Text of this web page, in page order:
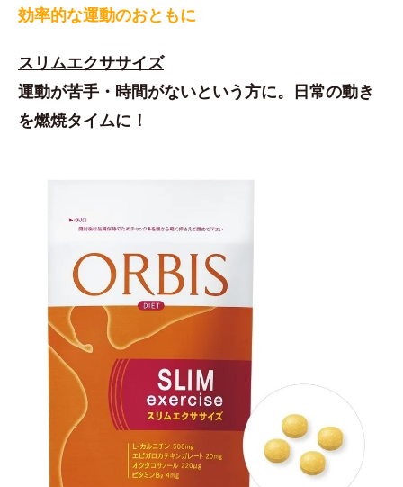
効率的な運動のおともに
スリムエクササイズ
運動が苦手・時間がないという方に。日常の動き
を燃焼タイムに！